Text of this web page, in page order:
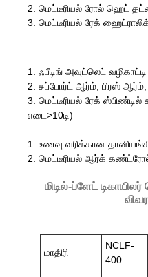
2. மெட்டீரியல் ரோல் ஹெட்
3. மெட்டீரியல் ரேக்
1. ஃபீடிங் அவுட்லெட்
2. சப்போர்ட் ஆர்ம், பிரஸ்
3. மெட்டீரியல் ரேக்
எடை>10டி)
1. உணவு வரிக்கான
2. மெட்டீரியல் ஆர்க்
மிடில்-ப்ளேட்
மாதிரி
NCLF-
400